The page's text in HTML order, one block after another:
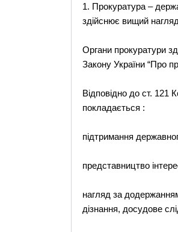
1. Прокуратура –
здійснює вищий
Органи прокуратури
Закону України “Про
Відповідно до ст. 121
покладається :
підтримання
представництво
нагляд за
дізнання, досудове